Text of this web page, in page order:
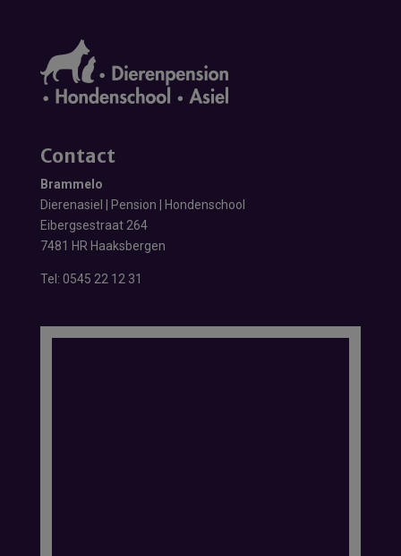
Contact
Brammelo
Dierenasiel | Pension | Hondenschool
Eibergsestraat 264
7481 HR Haaksbergen
Tel: 0545 22 12 31